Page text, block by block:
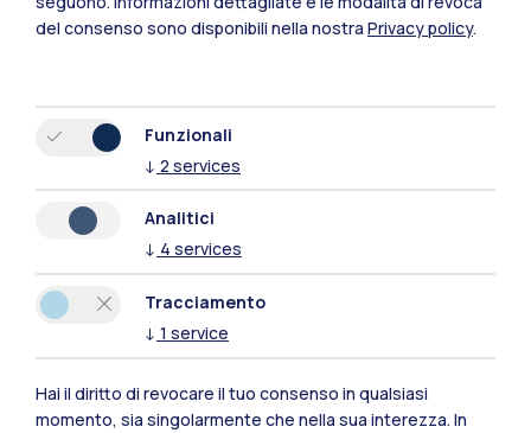
Polimi Community
Tutti i siti dell’ecosistema
del consenso sono disponibili nella nostra Privacy policy.
Funzionali
↓ 2 services
Analitici
↓ 4 services
Tracciamento
↓ 1 service
Hai il diritto di revocare il tuo consenso in qualsiasi
momento, sia singolarmente che nella sua interezza. In